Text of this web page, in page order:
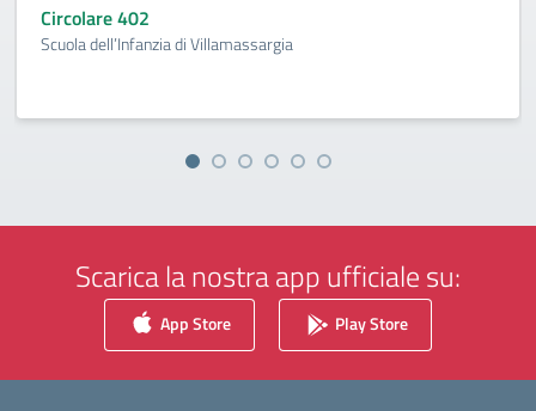
Circolare 402
Scuola dell’Infanzia di Villamassargia
Scarica la nostra app ufficiale su:
App Store Play Store